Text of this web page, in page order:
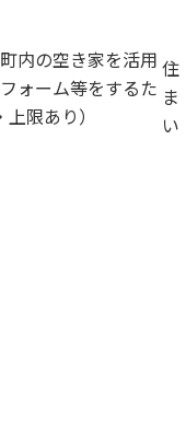
内の空き家を活用
ォーム等をするた
限あり）
住
ま
い